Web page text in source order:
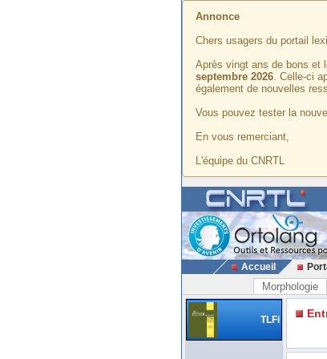
Annonce
Chers usagers du portail
Après vingt ans de bons et
septembre 2026. Celle-ci
également de nouvelles
Vous pouvez tester la
En vous remerciant,
L'équipe du CNRTL
Accueil
Morphologie
TLFi